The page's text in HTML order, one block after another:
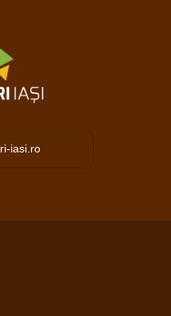
iasi.ro